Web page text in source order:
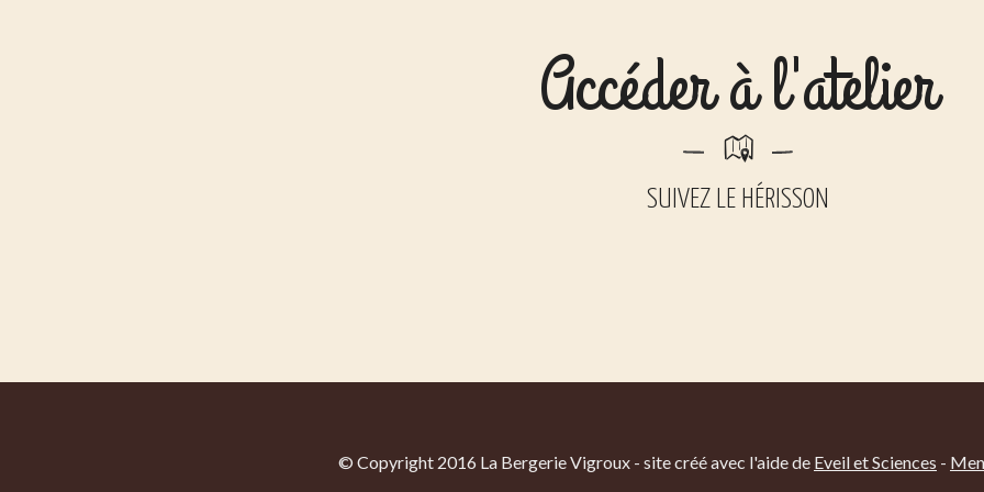
Accéder à l'atelier
SUIVEZ LE HÉRISSON
© Copyright 2016 La Bergerie Vigroux - site créé avec l'aide de Eveil et Sciences -